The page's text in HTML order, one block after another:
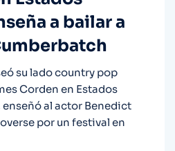
a bailar a
su lado country pop
Corden en Estados
enseñó al actor Benedict
por un festival en